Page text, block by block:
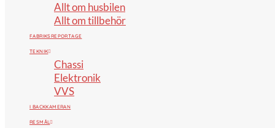
Allt om husbilen
Allt om tillbehör
FABRIKSREPORTAGE
TEKNIK
Chassi
Elektronik
VVS
I BACKKAMERAN
RESMÅL